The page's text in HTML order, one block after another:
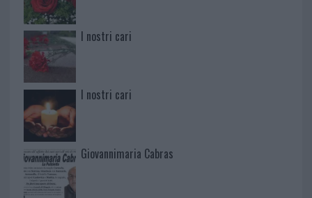
I nostri cari
I nostri cari
Giovannimaria Cabras